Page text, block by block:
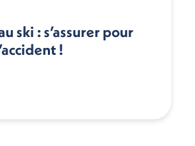
ski : s’assurer pour
!